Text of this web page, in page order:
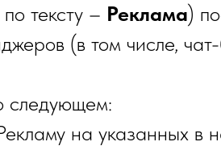
тексту – Реклама)
(в том числе,
следующем:
на указанных в